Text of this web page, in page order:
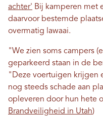
achter' Bij kamperen met
daarvoor bestemde
overmatig lawaai.
"We zien soms campers
geparkeerd staan ​​in de
"Deze voertuigen krijgen
nog steeds schade aan
opleveren door hun hete
Brandveiligheid in Utah)